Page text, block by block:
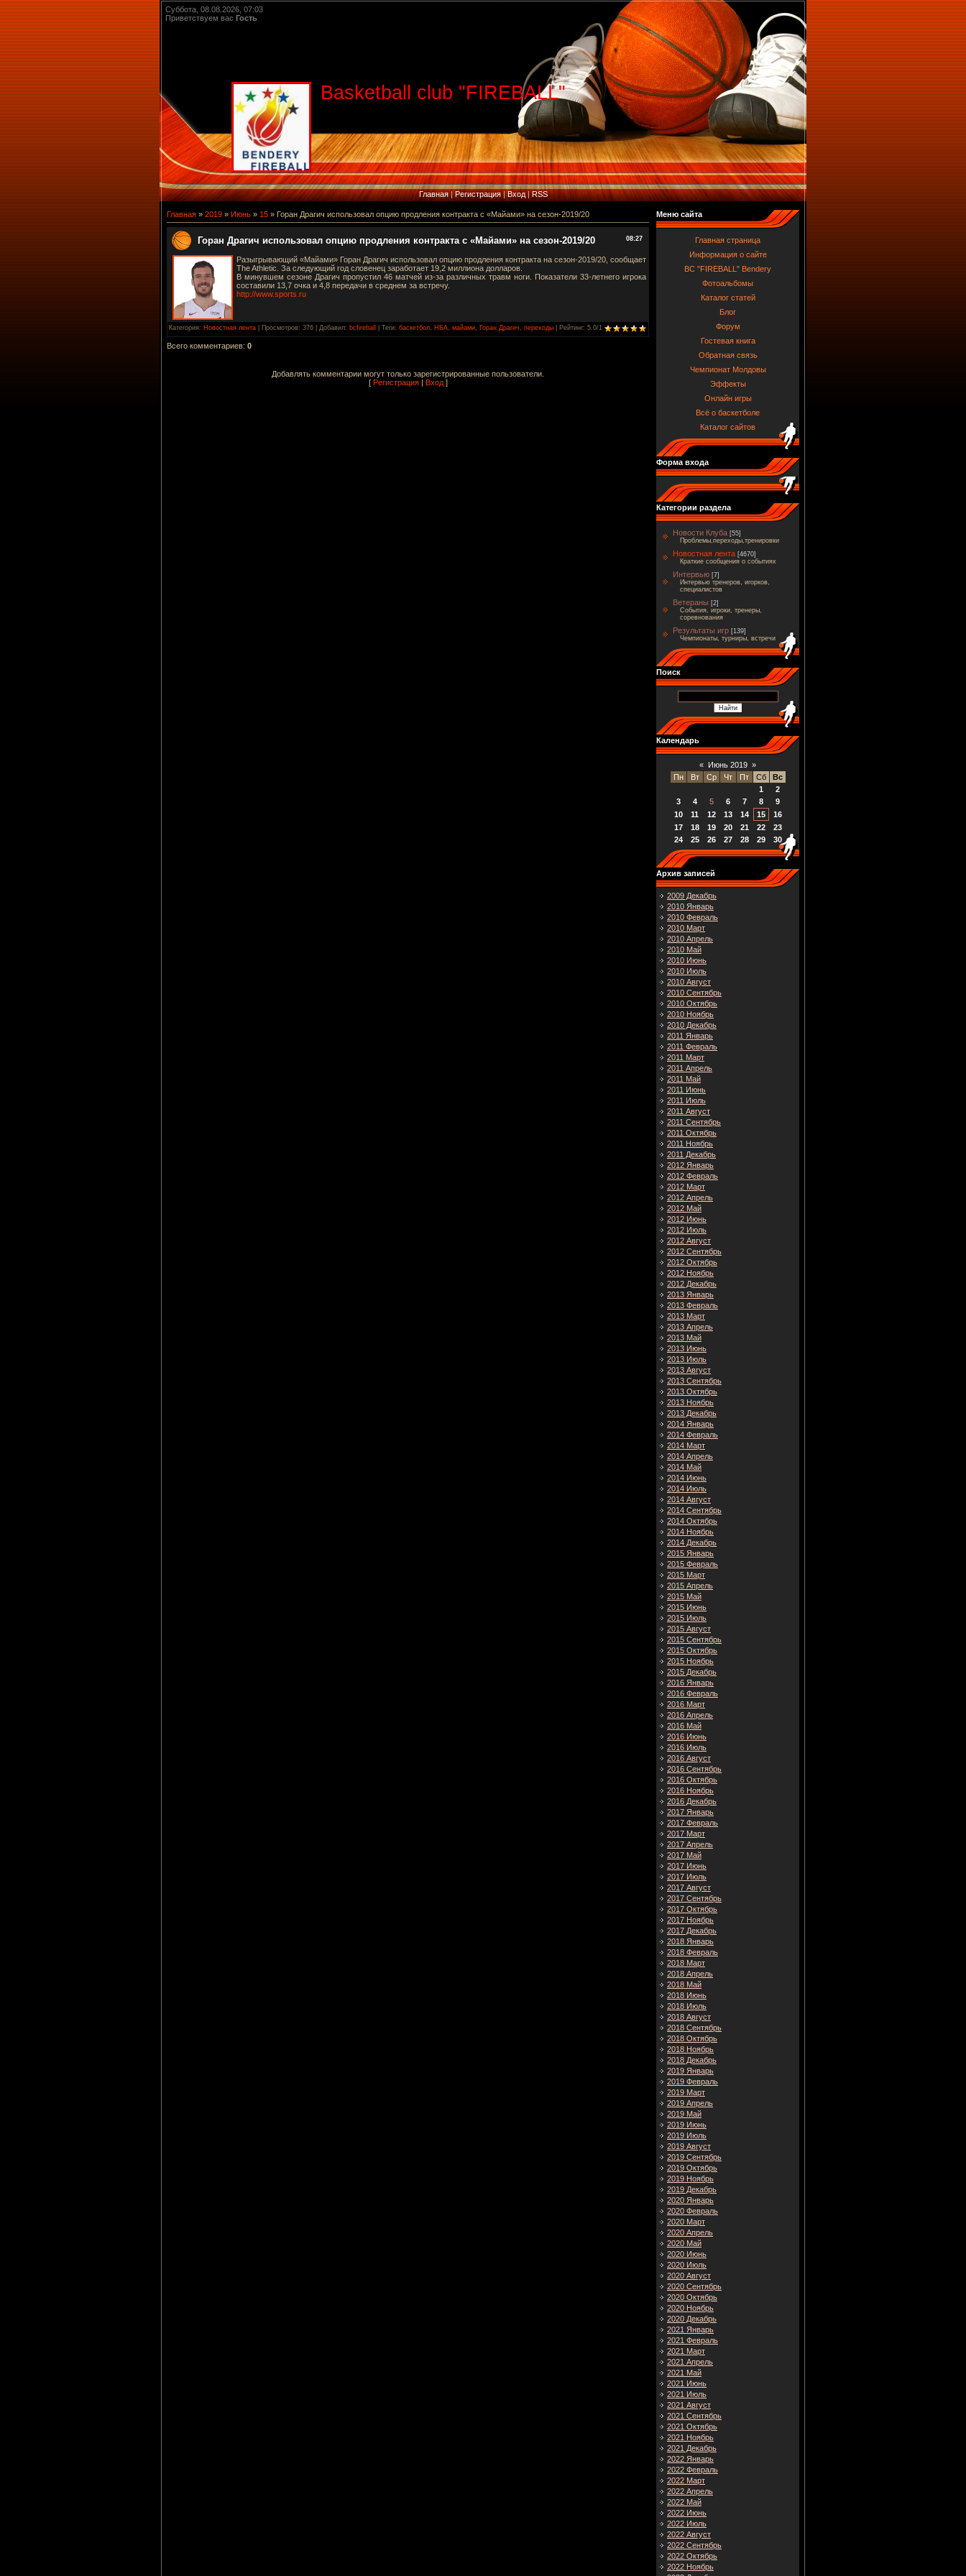
Суббота, 08.08.2026, 07:03
Приветствуем вас Гость
Basketball club "FIREBALL"
Главная|Регистрация|Вход|RSS
Главная » 2019 » Июнь » 15 » Горан Драгич использовал опцию продления контракта с «Майами» на сезон-2019/20
08:27
Горан Драгич использовал опцию продления контракта с «Майами» на сезон-2019/20
Разыгрывающий «Майами» Горан Драгич использовал опцию продления контракта на сезон-2019/20, сообщает
The Athletic. За следующий год словенец заработает 19,2 миллиона долларов.
В минувшем сезоне Драгич пропустил 46 матчей из-за различных травм ноги. Показатели 33-летнего игрока
составили 13,7 очка и 4,8 передачи в среднем за встречу.
http://www.sports.ru
Категория: Новостная лента Просмотров: 376 | Добавил: bcfireball Теги: баскетбол НБА майами Горан Драгич переходы Рейтинг: 5.0/1
Всего комментариев: 0
Добавлять комментарии могут только зарегистрированные пользователи.
[ Регистрация| Вход]
Меню сайта
Главная страница
Информация о сайте
BC "FIREBALL" Bendery
Фотоальбомы
Каталог статей
Блог
Форум
Гостевая книга
Обратная связь
Чемпионат Молдовы
Эффекты
Онлайн игры
Всё о баскетболе
Каталог сайтов
Форма входа
Категории раздела
Новости Клуба [55]
Проблемы,переходы,тренировки
Новостная лента [4670]
Краткие сообщения о событиях
Интервью [7]
Интервью тренеров, игорков,
специалистов
Ветераны [2]
События, игроки, тренеры,
соревнования
Результаты игр [139]
Чемпионаты, турниры, встречи
Поиск
Календарь
« Июнь 2019 »
Пн
Вт Ср Чт Пт Сб
Вс
1
2
3
4 5 6 7 8
9
10
11 12 13 14 15
16
17
18 19 20 21 22
23
24
25 26 27 28 29 30
Архив записей
2009 Декабрь
2010 Январь
2010 Февраль
2010 Март
2010 Апрель
2010 Май
2010 Июнь
2010 Июль
2010 Август
2010 Сентябрь
2010 Октябрь
2010 Ноябрь
2010 Декабрь
2011 Январь
2011 Февраль
2011 Март
2011 Апрель
2011 Май
2011 Июнь
2011 Июль
2011 Август
2011 Сентябрь
2011 Октябрь
2011 Ноябрь
2011 Декабрь
2012 Январь
2012 Февраль
2012 Март
2012 Апрель
2012 Май
2012 Июнь
2012 Июль
2012 Август
2012 Сентябрь
2012 Октябрь
2012 Ноябрь
2012 Декабрь
2013 Январь
2013 Февраль
2013 Март
2013 Апрель
2013 Май
2013 Июнь
2013 Июль
2013 Август
2013 Сентябрь
2013 Октябрь
2013 Ноябрь
2013 Декабрь
2014 Январь
2014 Февраль
2014 Март
2014 Апрель
2014 Май
2014 Июнь
2014 Июль
2014 Август
2014 Сентябрь
2014 Октябрь
2014 Ноябрь
2014 Декабрь
2015 Январь
2015 Февраль
2015 Март
2015 Апрель
2015 Май
2015 Июнь
2015 Июль
2015 Август
2015 Сентябрь
2015 Октябрь
2015 Ноябрь
2015 Декабрь
2016 Январь
2016 Февраль
2016 Март
2016 Апрель
2016 Май
2016 Июнь
2016 Июль
2016 Август
2016 Сентябрь
2016 Октябрь
2016 Ноябрь
2016 Декабрь
2017 Январь
2017 Февраль
2017 Март
2017 Апрель
2017 Май
2017 Июнь
2017 Июль
2017 Август
2017 Сентябрь
2017 Октябрь
2017 Ноябрь
2017 Декабрь
2018 Январь
2018 Февраль
2018 Март
2018 Апрель
2018 Май
2018 Июнь
2018 Июль
2018 Август
2018 Сентябрь
2018 Октябрь
2018 Ноябрь
2018 Декабрь
2019 Январь
2019 Февраль
2019 Март
2019 Апрель
2019 Май
2019 Июнь
2019 Июль
2019 Август
2019 Сентябрь
2019 Октябрь
2019 Ноябрь
2019 Декабрь
2020 Январь
2020 Февраль
2020 Март
2020 Апрель
2020 Май
2020 Июнь
2020 Июль
2020 Август
2020 Сентябрь
2020 Октябрь
2020 Ноябрь
2020 Декабрь
2021 Январь
2021 Февраль
2021 Март
2021 Апрель
2021 Май
2021 Июнь
2021 Июль
2021 Август
2021 Сентябрь
2021 Октябрь
2021 Ноябрь
2021 Декабрь
2022 Январь
2022 Февраль
2022 Март
2022 Апрель
2022 Май
2022 Июнь
2022 Июль
2022 Август
2022 Сентябрь
2022 Октябрь
2022 Ноябрь